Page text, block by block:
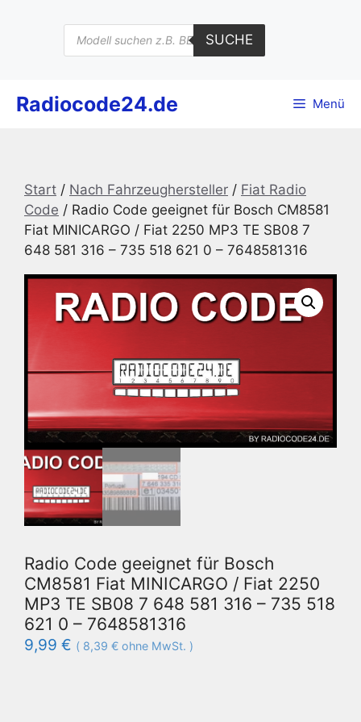
Products
search
SUCHE
Radiocode24.de Menü
Start / Nach Fahrzeughersteller / Fiat Radio
Code / Radio Code geeignet für Bosch CM8581
Fiat MINICARGO / Fiat 2250 MP3 TE SB08 7
648 581 316 – 735 518 621 0 – 7648581316
Radio Code geeignet für Bosch
CM8581 Fiat MINICARGO / Fiat 2250
MP3 TE SB08 7 648 581 316 – 735 518
621 0 – 7648581316
9,99 € ( 8,39 € ohne MwSt. )